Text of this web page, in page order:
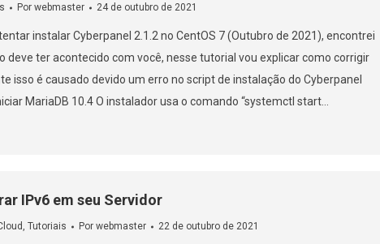
Por webmaster 24 de outubro de 2021
instalar Cyberpanel 2.1.2 no CentOS 7 (Outubro de 2021), encontrei
deve ter acontecido com você, nesse tutorial vou explicar como corrigir
isso é causado devido um erro no script de instalação do Cyberpanel
MariaDB 10.4 O instalador usa o comando “systemctl start…
IPv6 em seu Servidor
, Tutoriais Por webmaster 22 de outubro de 2021